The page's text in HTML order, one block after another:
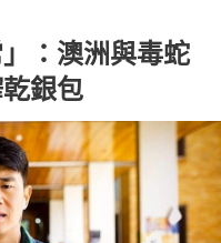
：澳洲與毒蛇
銀包